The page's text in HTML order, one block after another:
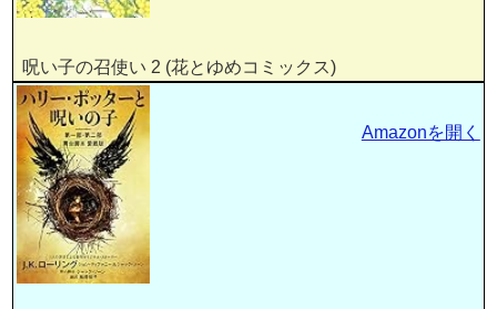
呪い子の召使い 2 (花とゆめコミックス)
Amazonを開く